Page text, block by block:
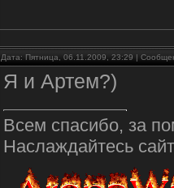
Дата: Пятница, 06.11.2009, 23:29 |
Я и Артем?)
Всем спасибо, за
Наслаждайтесь